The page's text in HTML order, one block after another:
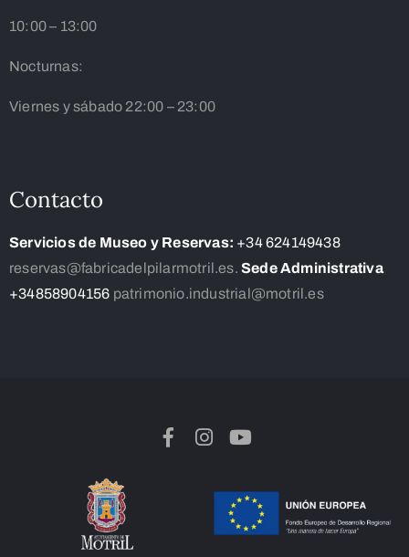
10:00 – 13:00
Nocturnas:
Viernes y sábado 22:00 – 23:00
Contacto
Servicios de Museo y Reservas: +34 624149438
reservas@fabricadelpilarmotril.es. Sede Administrativa
+34858904156 patrimonio.industrial@motril.es